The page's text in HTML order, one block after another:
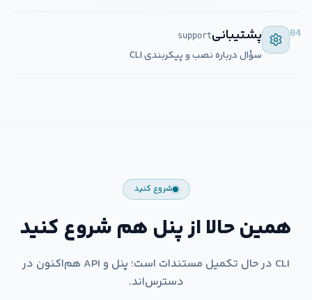
04 پشتیبانیsupport
سؤال درباره نصب و پیکربندی CLI
شروع کنید
همین حالا از پنل هم شروع کنید
CLI در حال تکمیل مستندات است؛ پنل و API هم‌اکنون در
دسترس‌اند.